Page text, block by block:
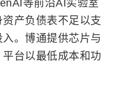
等前沿AI实验室
产负债表不足以支
。博通提供芯片与
台以最低成本和功